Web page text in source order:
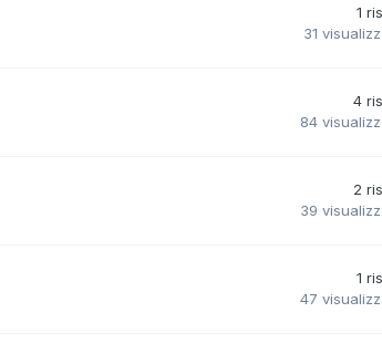
1
31
4
84
2
39
1
47